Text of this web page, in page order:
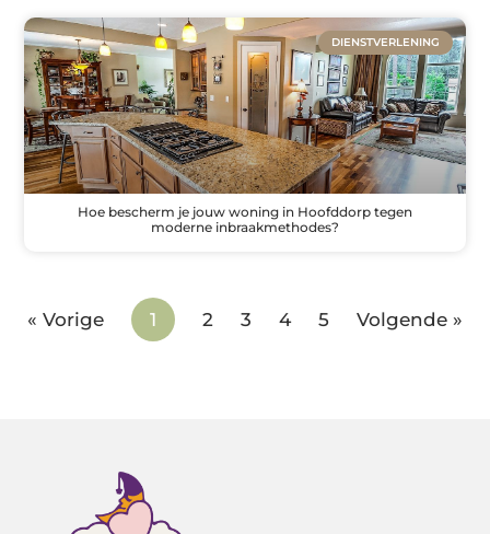
DIENSTVERLENING
Hoe bescherm je jouw woning in Hoofddorp tegen
moderne inbraakmethodes?
« Vorige 1 2 3 4 5 Volgende »